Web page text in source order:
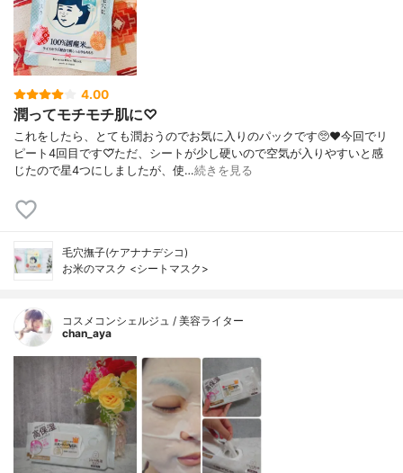
4.00
潤ってモチモチ肌に♡
これをしたら、とても潤おうのでお気に入りのパックです🥺❤今回でリ
ピート4回目です♡⃛ただ、シートが少し硬いので空気が入りやすいと感
じたので星4つにしましたが、使…続きを見る
毛穴撫子(ケアナナデシコ)
お米のマスク <シートマスク>
コスメコンシェルジュ / 美容ライター
chan_aya